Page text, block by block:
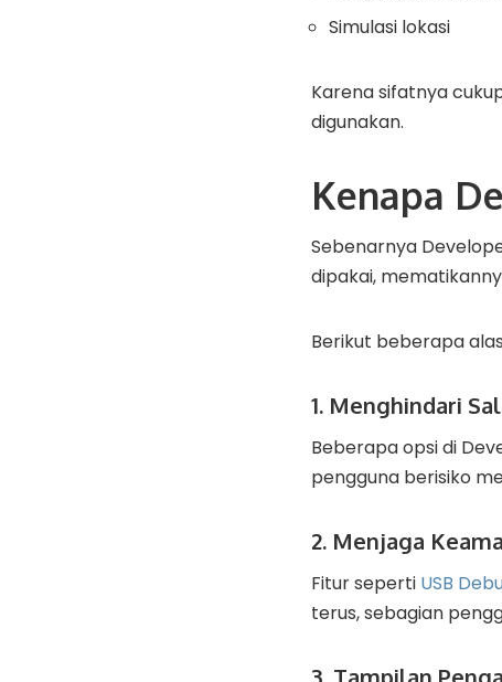
Simulasi lokasi
Karena sifatnya
digunakan.
Kenapa
Sebenarnya
dipakai,
Berikut beberapa
1. Menghindari
Beberapa opsi di
pengguna berisiko
2. Menjaga
Fitur seperti USB
terus, sebagian
3. Tampilan